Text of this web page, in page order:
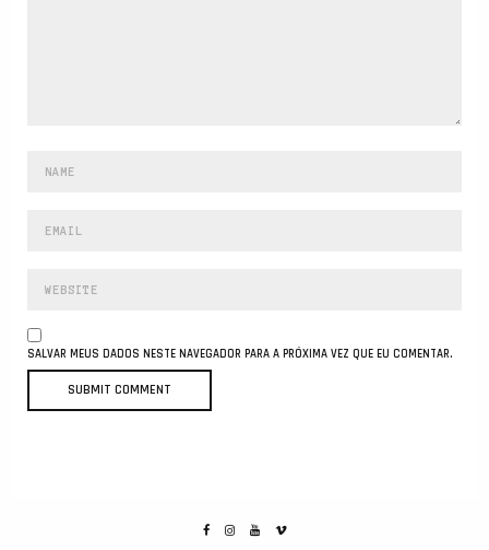
SALVAR MEUS DADOS NESTE NAVEGADOR PARA A PRÓXIMA VEZ QUE EU COMENTAR.